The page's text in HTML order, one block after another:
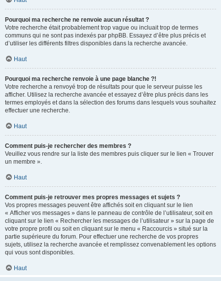
Pourquoi ma recherche ne renvoie aucun résultat ?
Votre recherche était probablement trop vague ou incluait trop de termes
communs qui ne sont pas indexés par phpBB. Essayez d’être plus précis et
d’utiliser les différents filtres disponibles dans la recherche avancée.
Haut
Pourquoi ma recherche renvoie à une page blanche ?!
Votre recherche a renvoyé trop de résultats pour que le serveur puisse les
afficher. Utilisez la recherche avancée et essayez d’être plus précis dans les
termes employés et dans la sélection des forums dans lesquels vous souhaitez
effectuer une recherche.
Haut
Comment puis-je rechercher des membres ?
Veuillez vous rendre sur la liste des membres puis cliquer sur le lien « Trouver
un membre ».
Haut
Comment puis-je retrouver mes propres messages et sujets ?
Vos propres messages peuvent être affichés soit en cliquant sur le lien
« Afficher vos messages » dans le panneau de contrôle de l’utilisateur, soit en
cliquant sur le lien « Rechercher les messages de l’utilisateur » sur la page de
votre propre profil ou soit en cliquant sur le menu « Raccourcis » situé sur la
partie supérieure du forum. Pour effectuer une recherche de vos propres
sujets, utilisez la recherche avancée et remplissez convenablement les options
qui vous sont disponibles.
Haut